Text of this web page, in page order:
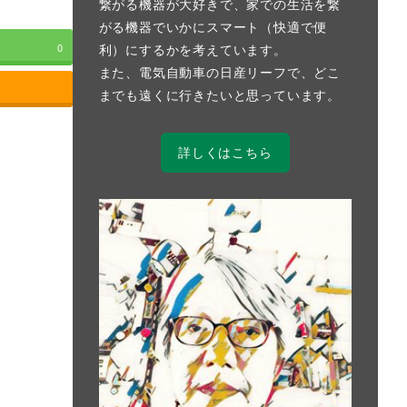
0
がる機器でいかにスマート（快適で便
利）にするかを考えています。
また、電気自動車の日産リーフで、どこ
までも遠くに行きたいと思っています。
詳しくはこちら